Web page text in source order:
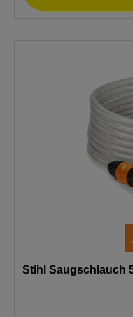
Stihl Saugschlauch